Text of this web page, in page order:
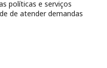
políticas e serviços
de atender demandas